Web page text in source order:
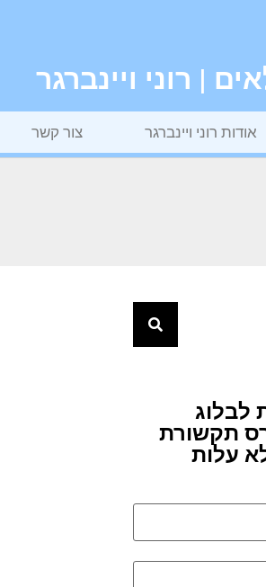
| רוני ויינברגר
אודות רוני ויינברגר צור קשר
לבלוג
תקשורת
עלות